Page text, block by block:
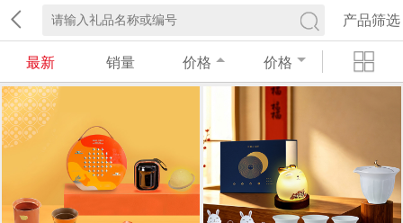
产品筛选
最新 销量 价格 价格